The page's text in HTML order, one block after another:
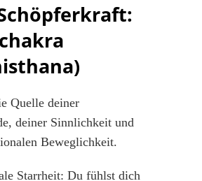
Quelle deiner
deiner Sinnlichkeit und
Beweglichkeit.
Starrheit: Du fühlst dich